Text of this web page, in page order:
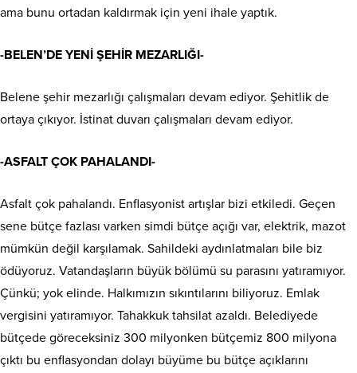
ama bunu ortadan kaldırmak için yeni ihale yaptık.
-BELEN’DE YENİ ŞEHİR MEZARLIĞI-
Belene şehir mezarlığı çalışmaları devam ediyor. Şehitlik de
ortaya çıkıyor. İstinat duvarı çalışmaları devam ediyor.
-ASFALT ÇOK PAHALANDI-
Asfalt çok pahalandı. Enflasyonist artışlar bizi etkiledi. Geçen
sene bütçe fazlası varken simdi bütçe açığı var, elektrik, mazot
mümkün değil karşılamak. Sahildeki aydınlatmaları bile biz
ödüyoruz. Vatandaşların büyük bölümü su parasını yatıramıyor.
Çünkü; yok elinde. Halkımızın sıkıntılarını biliyoruz. Emlak
vergisini yatıramıyor. Tahakkuk tahsilat azaldı. Belediyede
bütçede göreceksiniz 300 milyonken bütçemiz 800 milyona
çıktı bu enflasyondan dolayı büyüme bu bütçe açıklarını